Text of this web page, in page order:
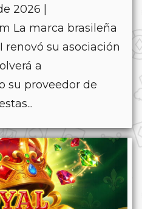
2026 |
La marca brasileña
renovó su asociación
a
su proveedor de